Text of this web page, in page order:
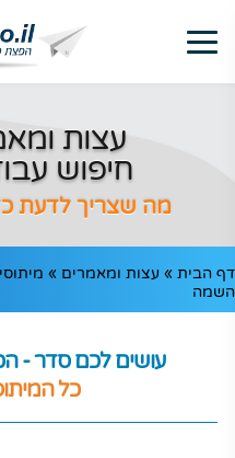
עצות
חיפוש
מה שצריך לדעת
דף הבית » עצות ומאמרים »
השמה
עושים לכם סדר -
כל